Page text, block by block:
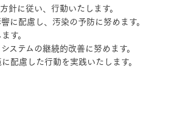
針に従い、行動いたします。
に配慮し、汚染の予防に努めます。
す。
テムの継続的改善に努めます。
配慮した行動を実践いたします。